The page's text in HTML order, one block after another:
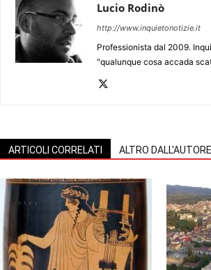
Lucio Rodinò
http://www.inquietonotizie.it
Professionista dal 2009.
"qualunque cosa accada
ARTICOLI CORRELATI ALTRO DALL'AUTORE